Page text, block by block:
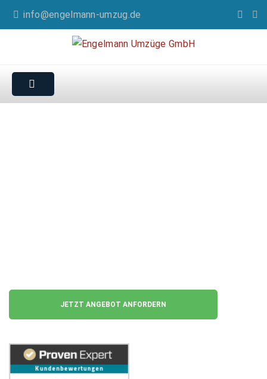
info@engelmann-umzug.de
JETZT ANGEBOT ANFORDERN